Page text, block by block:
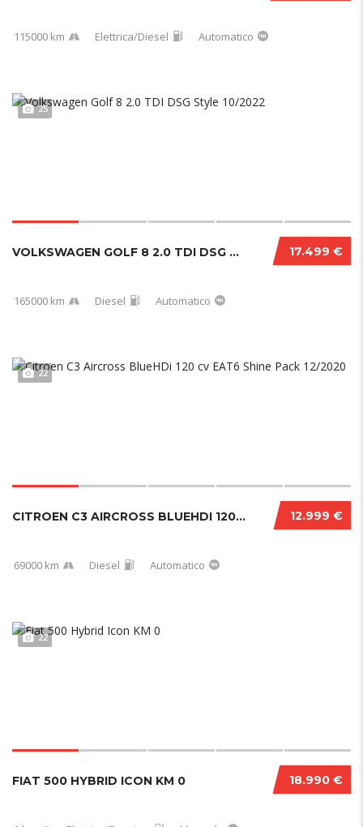
115000 km Elettrica/Diesel Automatico
25
17.499 €
VOLKSWAGEN GOLF 8 2.0 TDI DSG STYLE 10/2022...
165000 km Diesel Automatico
22
12.999 €
CITROEN C3 AIRCROSS BLUEHDI 120 CV EAT6 SHIN...
69000 km Diesel Automatico
22
18.990 €
FIAT 500 HYBRID ICON KM 0